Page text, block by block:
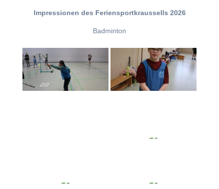
Impressionen des Feriensportkraussells 2026
Badminton